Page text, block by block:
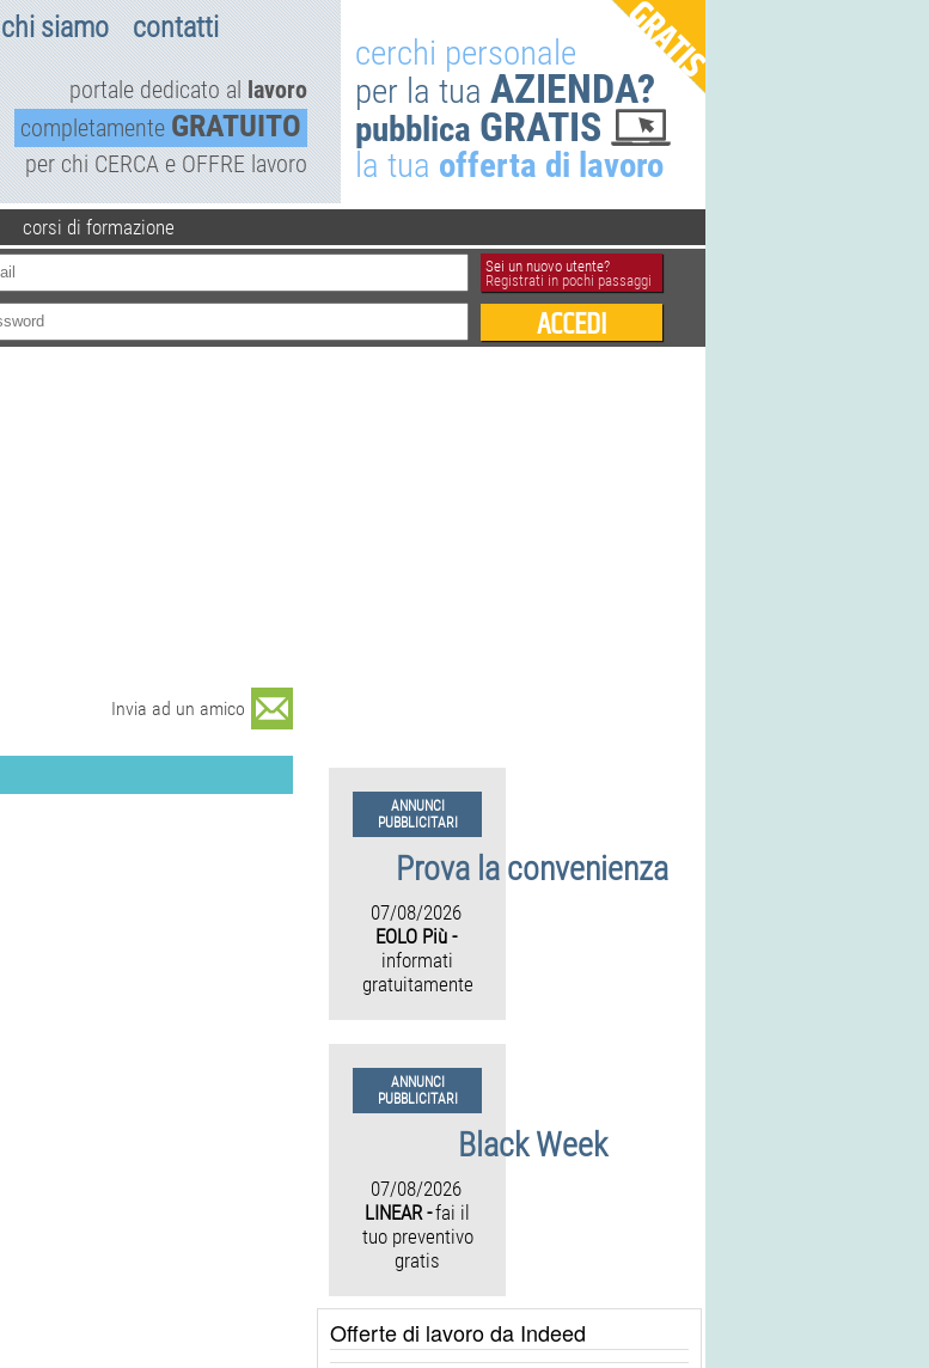
chi siamo contatti
portale dedicato allavoro
completamente GRATUITO
per chi CERCA e OFFRE lavoro
cerchi personale
per la tua AZIENDA?
pubblica GRATIS
la tua offerta di lavoro
corsi di formazione
Sei un nuovo utente?
Registrati in pochi passaggi
Invia ad un amico
ANNUNCI
PUBBLICITARI
Prova la convenienza
07/08/2026
EOLO Più -
informati
gratuitamente
ANNUNCI
PUBBLICITARI
Black Week
07/08/2026
LINEAR -fai il
tuo preventivo
gratis
Offerte di lavoro da Indeed